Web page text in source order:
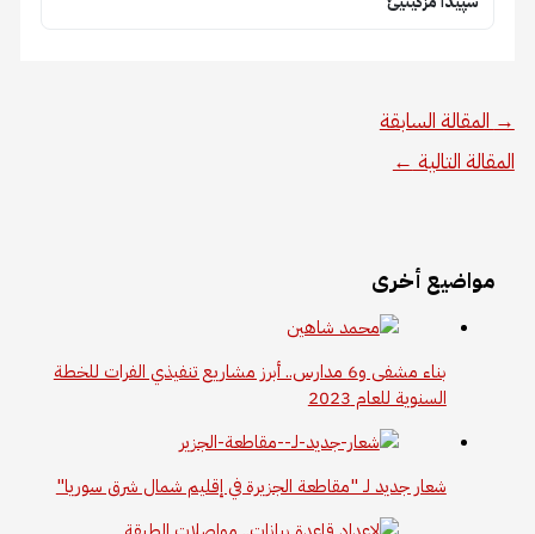
→ المقالة السابقة
المقالة التالية ←
مواضيع أخرى
بناء مشفى و6 مدارس.. أبرز مشاريع تنفيذي الفرات للخطة
السنوية للعام 2023
شعار جديد لـ "مقاطعة الجزيرة في إقليم شمال شرق سوريا"